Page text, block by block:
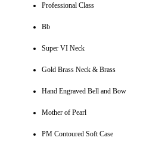
Professional Class
Bb
Super VI Neck
Gold Brass Neck & Brass
Hand Engraved Bell and Bow
Mother of Pearl
PM Contoured Soft Case